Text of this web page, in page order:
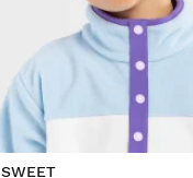
SWEET